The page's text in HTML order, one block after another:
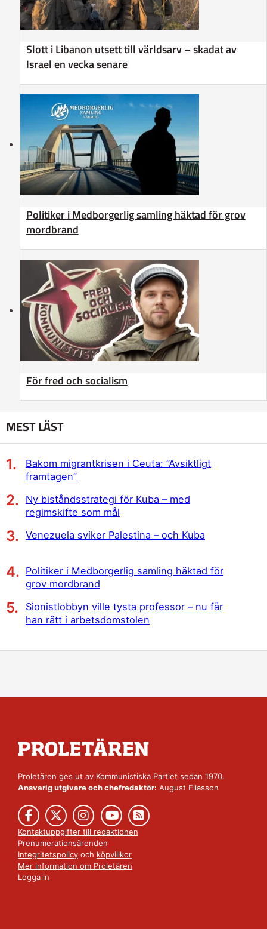
Slott i Libanon utsett till världsarv – skadat av
Israel en vecka senare
Politiker i Medborgerlig samling häktad för grov
mordbrand
För fred och socialism
MEST LÄST
Bakom migrantkrisen i Ceuta: ”Avsiktligt
framtagen”
Ny biståndsstrategi för Kuba – med
regimskifte som mål
Venezuela sviker Palestina – och Kuba
Politiker i Medborgerlig samling häktad för
grov mordbrand
Sionistlobbyn ville tysta professor – nu får
han rätt i arbetsdomstolen
Proletären ges ut av Kommunistiska Partiet sedan 1970.
Ansvarig utgivare och chefredaktör: August Eliasson
Kontaktuppgifter till redaktionen
Prenumerationsärenden
Integritetspolicy och köpvillkor
Mer information om Proletären
Logga in